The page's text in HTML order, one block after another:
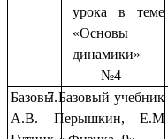
урока в теме
«Основы
динамики»
№4
Базовы Базовый учебник
А.В. Перышкин, Е.М